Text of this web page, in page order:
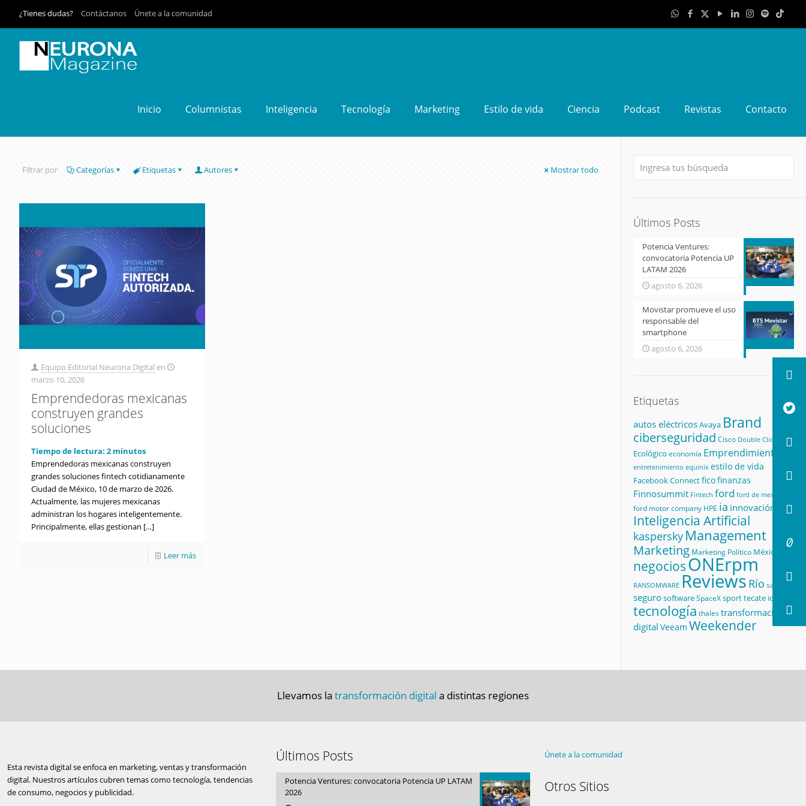
¿Tienes dudas? Contáctanos Únete a la comunidad
Inicio Columnistas Inteligencia Tecnología Marketing Estilo de vida Ciencia Podcast Revistas Contacto
Filtrar por Categorías Etiquetas Autores Mostrar todo
Equipo Editorial Neurona Digital en
marzo 10, 2026
Emprendedoras mexicanas
construyen grandes
soluciones
Tiempo de lectura: 2 minutos
Emprendedoras mexicanas construyen
grandes soluciones fintech cotidianamente
Ciudad de México, 10 de marzo de 2026.
Actualmente, las mujeres mexicanas
administran los hogares inteligentemente.
Principalmente, ellas gestionan […]
Leer más
Últimos Posts
Potencia Ventures:
convocatoria Potencia UP
LATAM 2026
agosto 6, 2026
Movistar promueve el uso
responsable del
smartphone
agosto 6, 2026
Etiquetas
autos eléctricosAvaya Brand
ciberseguridad Cisco Double Click
Ecológico economía Emprendimiento
entretenimiento equinix estilo de vida
Facebook Connectficofinanzas
Finnosummit Fintech ford ford de mexico
ford motor company HPE ia innovación
Inteligencia Artificial
kaspersky Management
Marketing Marketing Político México
negociosONErpm
RANSOMWARE Reviews Río salud
segurosoftwareSpaceXsporttecate id
tecnología thalestransformación
digital Veeam Weekender
Llevamos la transformación digital a distintas regiones
Esta revista digital se enfoca en marketing, ventas y transformación
digital. Nuestros artículos cubren temas como tecnología, tendencias
de consumo, negocios y publicidad.
Últimos Posts
Potencia Ventures: convocatoria Potencia UP LATAM
2026
Únete a la comunidad
Otros Sitios